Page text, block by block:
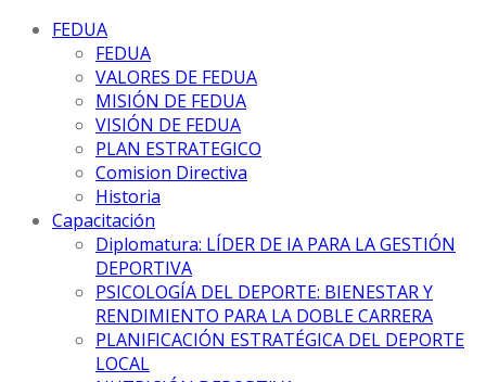
FEDUA
FEDUA
VALORES DE FEDUA
MISIÓN DE FEDUA
VISIÓN DE FEDUA
PLAN ESTRATEGICO
Comision Directiva
Historia
Capacitación
Diplomatura: LÍDER DE IA PARA LA GESTIÓN
DEPORTIVA
PSICOLOGÍA DEL DEPORTE: BIENESTAR Y
RENDIMIENTO PARA LA DOBLE CARRERA
PLANIFICACIÓN ESTRATÉGICA DEL DEPORTE
LOCAL